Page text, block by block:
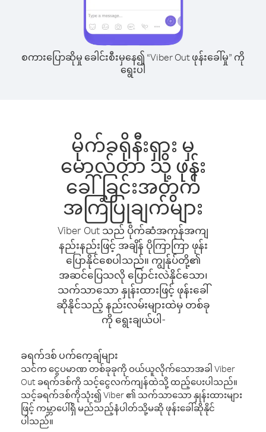
စကားပြောဆိုမှု ခေါင်းစီးမှနေ၍ “Viber Out ဖုန်းခေါ်မှု” ကို
ရွေးပါ
မိုက်ခရိုနီးရှား မှ
မောလ်တာ သို့ ဖုန်း
ခေါ်ခြင်းအတွက်
အကြံပြုချက်များ
Viber Out သည် ပိုက်ဆံအကုန်အကျ
နည်းနည်းဖြင့် အချိန် ပိုကြာကြာ ဖုန်း
ပြောနိုင်စေပါသည်။ ကျွန်ုပ်တို့၏
အဆင်ပြေသလို ပြောင်းလဲနိုင်သော၊
သက်သာသော နှုန်းထားဖြင့် ဖုန်းခေါ်
ဆိုနိုင်သည့် နည်းလမ်းများထဲမှ တစ်ခု
ကို ရွေးချယ်ပါ-
ခရက်ဒစ် ပက်ကေ့ချ်များ
သင်က ငွေပမာဏ တစ်ခုခုကို ဝယ်ယူလိုက်သောအခါ Viber
Out ခရက်ဒစ်ကို သင့်ငွေလက်ကျန်ထဲသို့ ထည့်ပေးပါသည်။
သင့်ခရက်ဒစ်ကိုသုံး၍ Viber ၏ သက်သာသော နှုန်းထားများ
ဖြင့် ကမ္ဘာပေါ်ရှိ မည်သည့်နံပါတ်သို့မဆို ဖုန်းခေါ်ဆိုနိုင်
ပါသည်။